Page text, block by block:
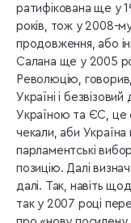
ратифікована ще у
років, тож у 2008-
продовження, або
Салана ще у 2005
Революцію,
Україні і
Україною та ЄС, це
чекали, аби Україна
парламентські
позицію. Далі
далі. Так, навіть
так у 2007 році